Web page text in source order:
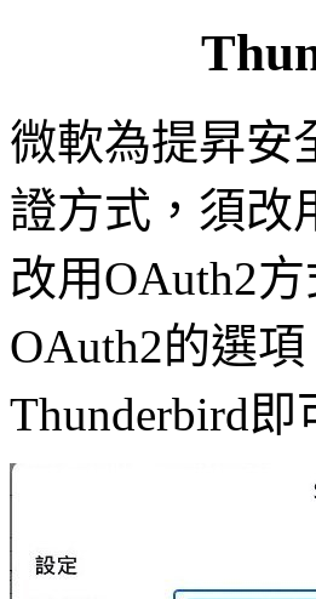
微軟為提昇安
證方式，須改
改用OAuth2
OAuth2的選
Thunderbird即